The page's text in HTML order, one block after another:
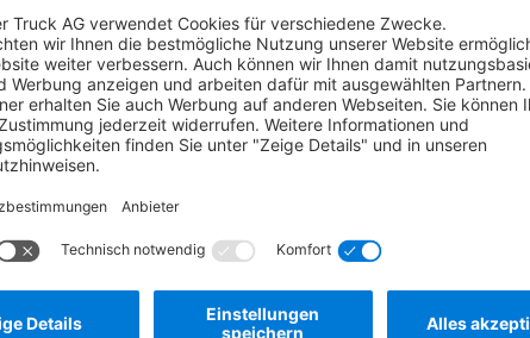
Frage stellen
Zum Merkzettel hinzufügen
Herstellernummer:MBT0244